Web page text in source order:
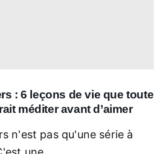
: 6 leçons de vie que toute
méditer avant d’aimer
n'est pas qu'une série à